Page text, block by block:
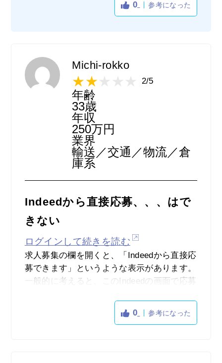
できた。他の媒体には載っていないような仕
て。仕事が決まったこともある。結局、仕事
自体は私自身に合わなかったので転職するこ
とになったのですが、仕事を探す際のツール
としては有用だと思いました。また探す際に
は利用したいと思います。
0 参考になった
Michi-rokko
2/5
年齢
33歳
年収
250万円
業界
輸送／交通／物流／倉
庫系
Indeedから直接応募、、、はで
きない
ログインして続きを読む
求人募集の欄を開くと、「Indeedから直接応
募できます」というような表示があります。
一般的に考えると、このIndeedの画面で応募
まだ応募できていませんよ？」という連絡が
0 参考になった